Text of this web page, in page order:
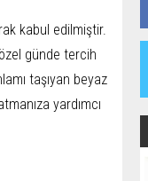
kabul edilmiştir.
günde tercih
taşıyan beyaz
yardımcı